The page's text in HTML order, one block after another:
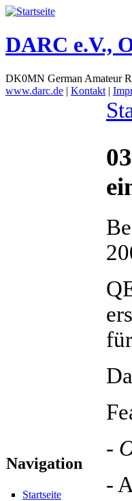
DARC e.V.,
DK0MN German Amateur
www.darc.de | Kontakt |
Navigation
Startseite
-
-